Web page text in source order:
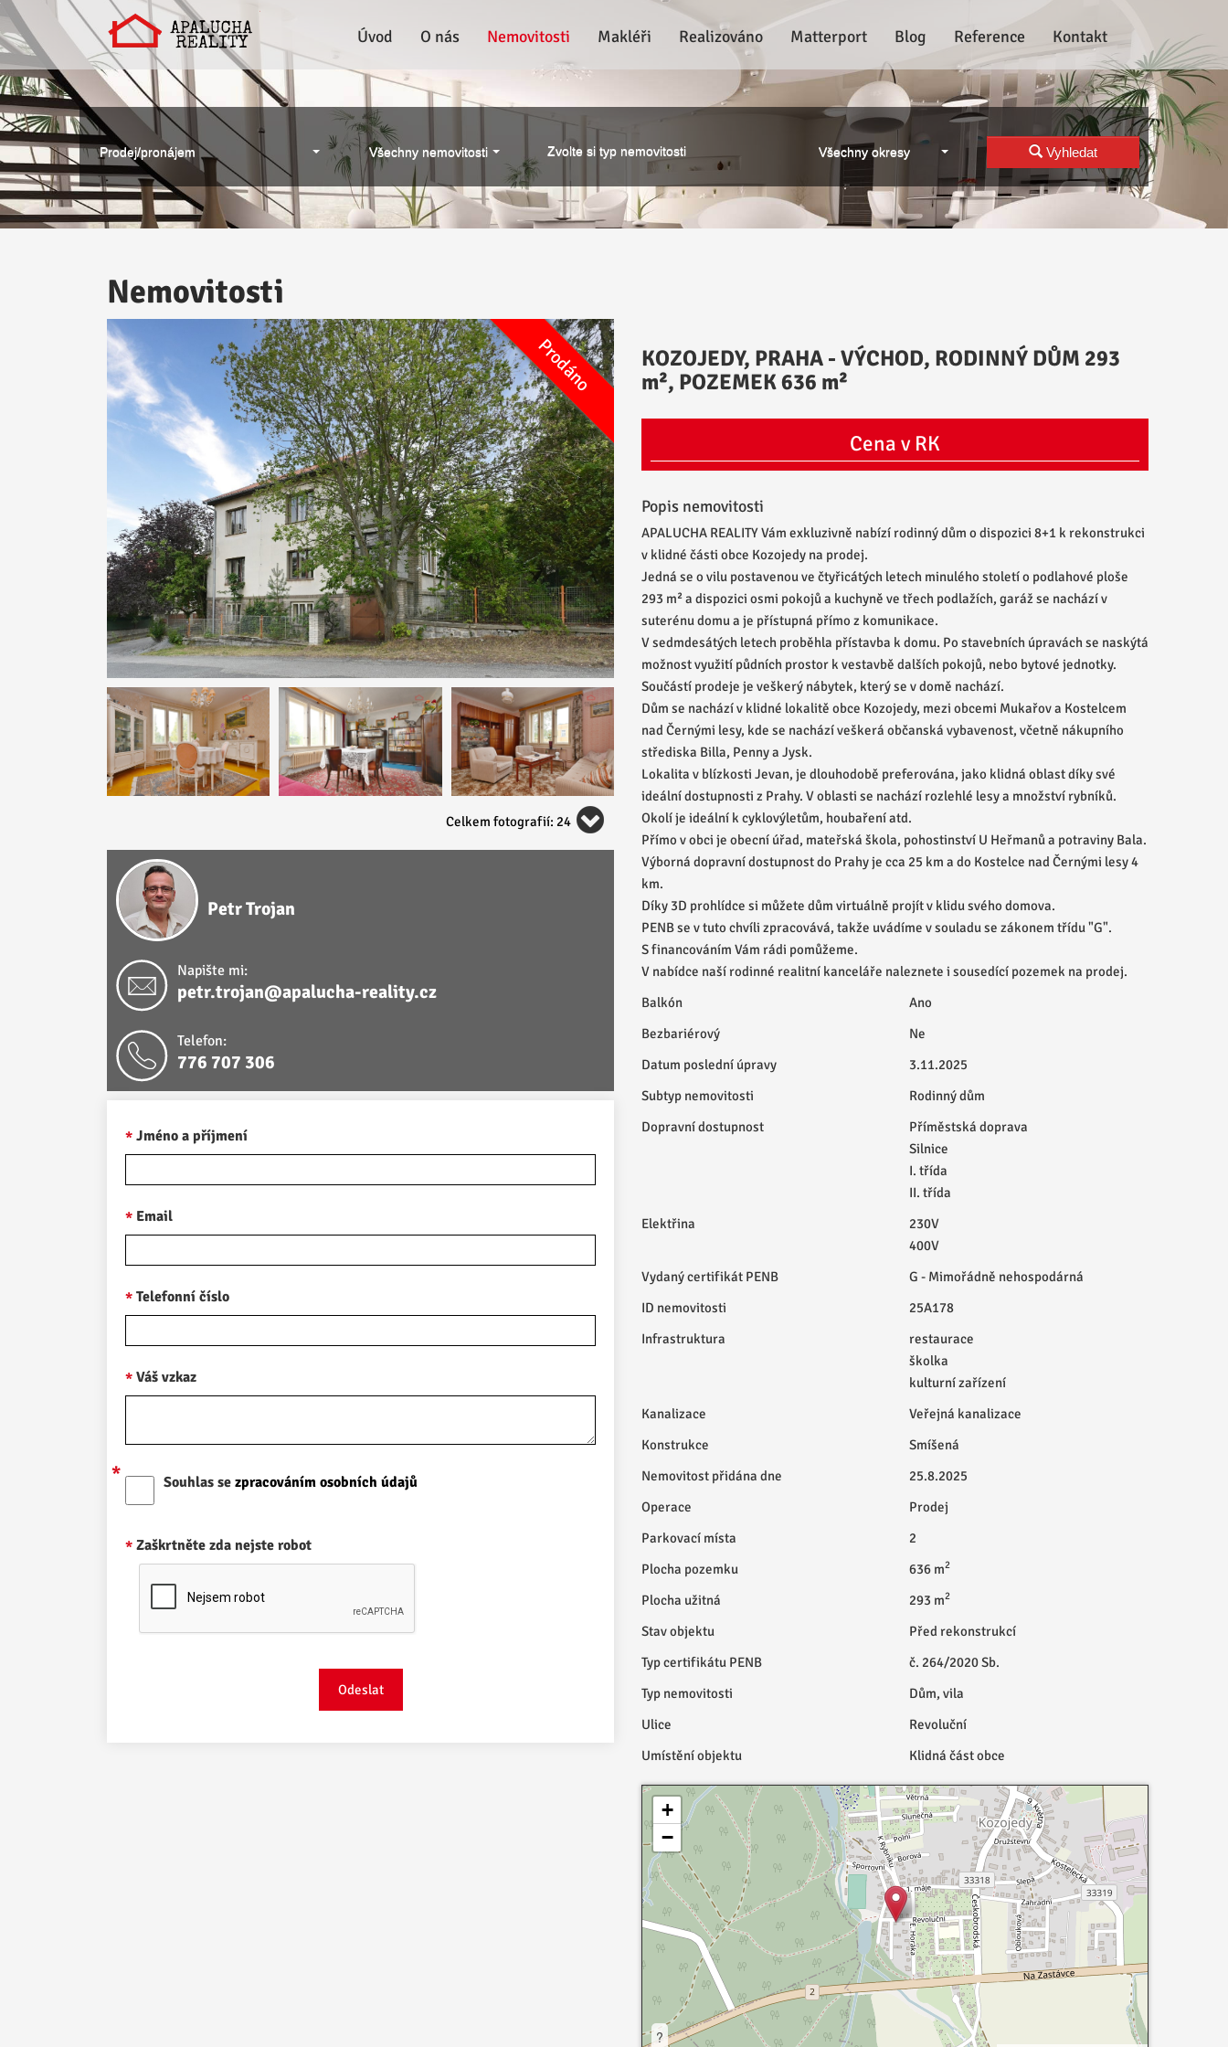
Úvod O nás Nemovitosti Makléři Realizováno Matterport Blog Reference Kontakt
Prodej/pronájem Všechny nemovitosti Zvolte si typ nemovitosti Všechny okresy Vyhledat
Nemovitosti
Prodej
Prodáno
Celkem fotografií: 24
Petr Trojan
Napište mi:
petr.trojan@apalucha-reality.cz
Telefon:
776 707 306
Jméno a příjmení
Email
Telefonní číslo
Váš vzkaz
Souhlas se zpracováním osobních údajů
Zaškrtněte zda nejste robot
KOZOJEDY, PRAHA - VÝCHOD, RODINNÝ DŮM 293
m², POZEMEK 636 m²
Cena v RK
Popis nemovitosti
APALUCHA REALITY Vám exkluzivně nabízí rodinný dům o dispozici 8+1 k rekonstrukci
v klidné části obce Kozojedy na prodej.
Jedná se o vilu postavenou ve čtyřicátých letech minulého století o podlahové ploše
293 m² a dispozici osmi pokojů a kuchyně ve třech podlažích, garáž se nachází v
suterénu domu a je přístupná přímo z komunikace.
V sedmdesátých letech proběhla přístavba k domu. Po stavebních úpravách se naskýtá
možnost využití půdních prostor k vestavbě dalších pokojů, nebo bytové jednotky.
Součástí prodeje je veškerý nábytek, který se v domě nachází.
Dům se nachází v klidné lokalitě obce Kozojedy, mezi obcemi Mukařov a Kostelcem
nad Černými lesy, kde se nachází veškerá občanská vybavenost, včetně nákupního
střediska Billa, Penny a Jysk.
Lokalita v blízkosti Jevan, je dlouhodobě preferována, jako klidná oblast díky své
ideální dostupnosti z Prahy. V oblasti se nachází rozlehlé lesy a množství rybníků.
Okolí je ideální k cyklovýletům, houbaření atd.
Přímo v obci je obecní úřad, mateřská škola, pohostinství U Heřmanů a potraviny Bala.
Výborná dopravní dostupnost do Prahy je cca 25 km a do Kostelce nad Černými lesy 4
km.
Díky 3D prohlídce si můžete dům virtuálně projít v klidu svého domova.
PENB se v tuto chvíli zpracovává, takže uvádíme v souladu se zákonem třídu "G".
S financováním Vám rádi pomůžeme.
V nabídce naší rodinné realitní kanceláře naleznete i sousedící pozemek na prodej.
Balkón
Ano
Bezbariérový
Ne
Datum poslední úpravy
3.11.2025
Subtyp nemovitosti
Rodinný dům
Dopravní dostupnost
Příměstská doprava
Silnice
I. třída
II. třída
Elektřina
230V
400V
Vydaný certifikát PENB
G - Mimořádně nehospodárná
ID nemovitosti
25A178
Infrastruktura
restaurace
školka
kulturní zařízení
Kanalizace
Veřejná kanalizace
Konstrukce
Smíšená
Nemovitost přidána dne
25.8.2025
Operace
Prodej
Parkovací místa
2
Plocha pozemku
636 m2
Plocha užitná 293 m2
Stav objektu
Před rekonstrukcí
Typ certifikátu PENB
č. 264/2020 Sb.
Typ nemovitosti
Dům, vila
Ulice
Revoluční
Umístění objektu
Klidná část obce
+
−
?